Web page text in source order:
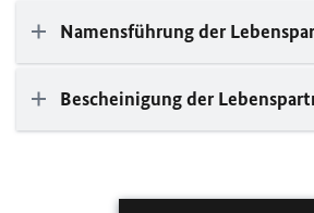
Namensführung der
Bescheinigung der